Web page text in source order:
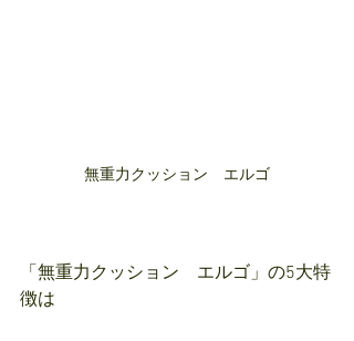
無重力クッション　エルゴ
「無重力クッション　エルゴ」の5大特
徴は